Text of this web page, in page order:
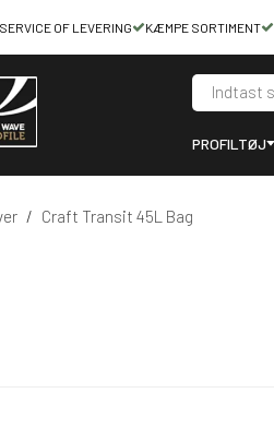
OF LEVERING KÆMPE SORTIMENT
PROFILTØJ
/ Craft Transit 45L Bag